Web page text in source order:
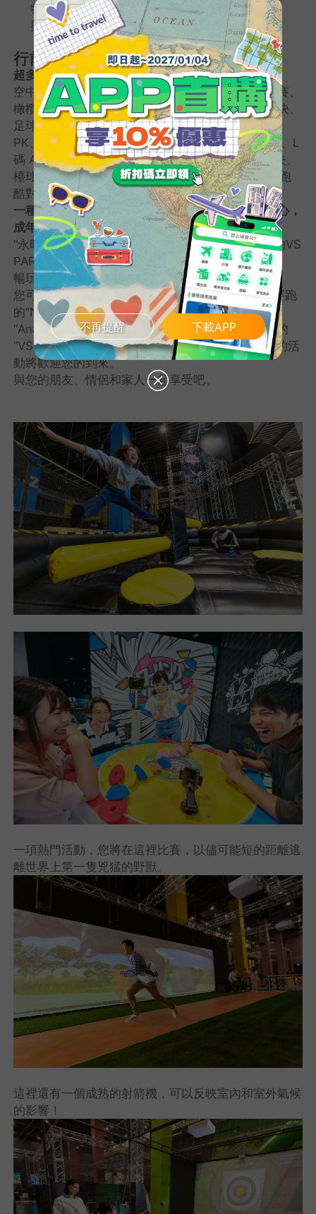
特的活動將歡迎您的到來。
與您的朋友、情侶和家人一起享受吧。
行前提醒
超多飛行、奔跑和玩樂活動
空中忍者、巨型保齡球、Yoke Kill、籃球大戰挑戰賽、
橄欖球踢球、卡丁車角逐、乒乓球狂熱、乒乓球對決、
足球對決、三振出局對決、籃球對決、手球、腳壓
PK、電擊球、飛盤目標、熱身體育場、墜落蹺蹺板、L
碼 Anahol 對決、氣球挑戰賽、擊球挑戰賽、高爾夫、
檯球角逐、Atetetale！足球上下顛倒、游泳對決、跑
酷對決、功夫、跳躍x跳躍、射箭、衝浪、Nigekill
一種新型的多樣化運動設施，不僅兒童可以玩得開心，
成年人也可以盡情享受。
“永旺夢樂城新利府南館”是東北地區首家也是最大的VS
PARK。
暢玩31種多樣化的運動項目，包括13種全新活動！
您可以在離地面4米的高度體驗忍者，包括與野獸賽跑
的“Nige Kill”活動、“Drop Seesaw L Size”、
“Anahoru”以及可以在大約7.5米高的大螢幕上享受的
“VS BALLOON”。“Aerial Ninja”等充滿活力和獨特的活
動將歡迎您的到來。
與您的朋友、情侶和家人一起享受吧。
一項熱門活動，您將在這裡比賽，以儘可能短的距離逃
離世界上第一隻兇猛的野獸。
這裡還有一個成熟的射箭機，可以反映室內和室外氣候
的影響！
不再提醒 下載APP